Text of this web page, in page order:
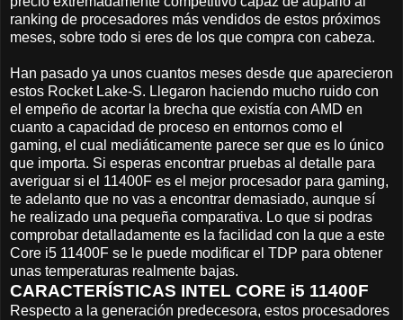
ranking de procesadores más vendidos de estos próximos
meses, sobre todo si eres de los que compra con cabeza.
Han pasado ya unos cuantos meses desde que aparecieron
estos Rocket Lake-S. Llegaron haciendo mucho ruido con
el empeño de acortar la brecha que existía con AMD en
cuanto a capacidad de proceso en entornos como el
gaming, el cual mediáticamente parece ser que es lo único
que importa. Si esperas encontrar pruebas al detalle para
averiguar si el 11400F es el mejor procesador para gaming,
te adelanto que no vas a encontrar demasiado, aunque sí
he realizado una pequeña comparativa. Lo que si podras
comprobar detalladamente es la facilidad con la que a este
Core i5 11400F se le puede modificar el TDP para obtener
unas temperaturas realmente bajas.
CARACTERÍSTICAS INTEL CORE i5 11400F
Respecto a la generación predecesora, estos procesadores